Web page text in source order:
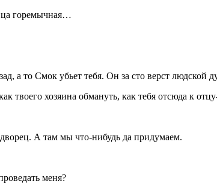
горемычная…
а то Смок убьет тебя. Он за сто верст людской
хозяина обмануть, как тебя отсюда к
А там мы что-нибудь да придумаем.
меня?